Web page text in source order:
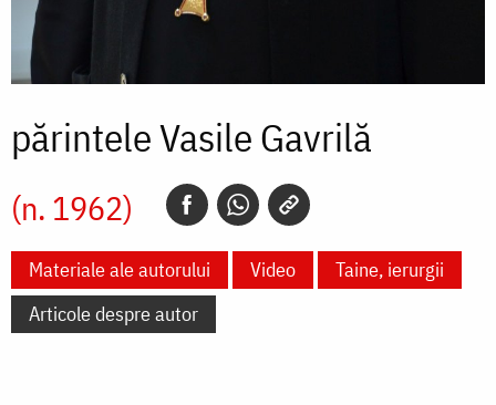
părintele Vasile Gavrilă
(n. 1962)
Materiale ale autorului Video
Taine, ierurgii
Articole despre autor